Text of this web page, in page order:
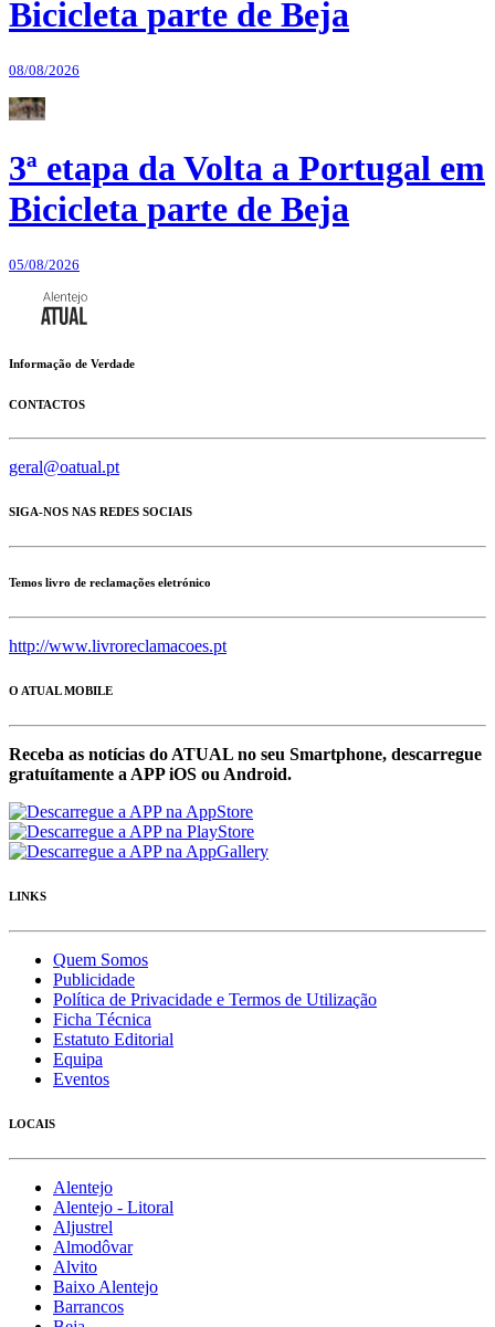
Bicicleta parte de Beja
08/08/2026
3ª etapa da Volta a Portugal em
Bicicleta parte de Beja
05/08/2026
Informação de Verdade
CONTACTOS
geral@oatual.pt
SIGA-NOS NAS REDES SOCIAIS
Temos livro de reclamações eletrónico
http://www.livroreclamacoes.pt
O ATUAL MOBILE
Receba as notícias do ATUAL no seu Smartphone, descarregue
gratuítamente a APP iOS ou Android.
LINKS
Quem Somos
Publicidade
Política de Privacidade e Termos de Utilização
Ficha Técnica
Estatuto Editorial
Equipa
Eventos
LOCAIS
Alentejo
Alentejo - Litoral
Aljustrel
Almodôvar
Alvito
Baixo Alentejo
Barrancos